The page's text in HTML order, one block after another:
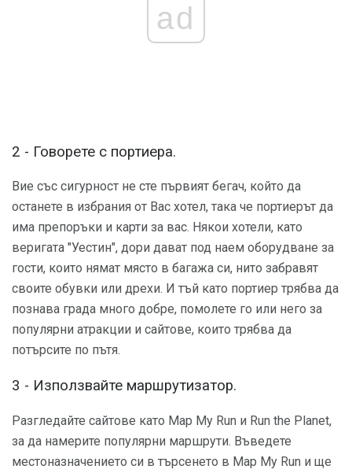
ad
2 - Говорете с портиера.
Вие със сигурност не сте първият бегач, който да
останете в избрания от Вас хотел, така че портиерът да
има препоръки и карти за вас. Някои хотели, като
веригата "Уестин", дори дават под наем оборудване за
гости, които нямат място в багажа си, нито забравят
своите обувки или дрехи. И тъй като портиер трябва да
познава града много добре, помолете го или него за
популярни атракции и сайтове, които трябва да
потърсите по пътя.
3 - Използвайте маршрутизатор.
Разгледайте сайтове като Map My Run и Run the Planet,
за да намерите популярни маршрути. Въведете
местоназначението си в търсенето в Map My Run и ще